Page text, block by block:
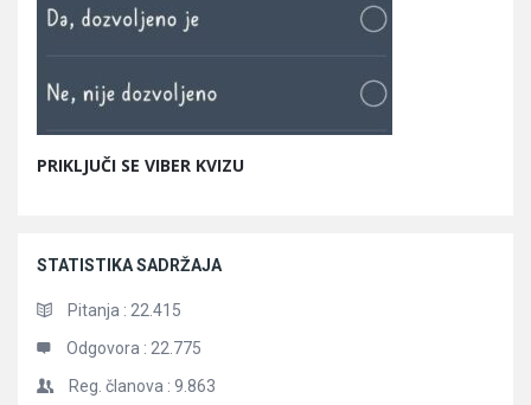
PRIKLJUČI SE VIBER KVIZU
STATISTIKA SADRŽAJA
Pitanja : 22.415
Odgovora : 22.775
Reg. članova : 9.863